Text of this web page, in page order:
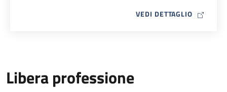
VEDI DETTAGLIO MAP ICON
Libera professione